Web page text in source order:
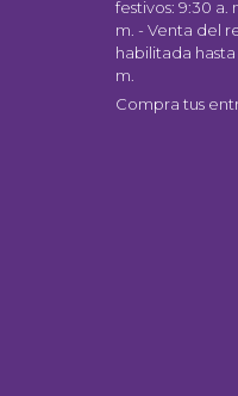
festivos: 9:30 a.
m. - Venta del
habilitada hasta
m.
Compra tus